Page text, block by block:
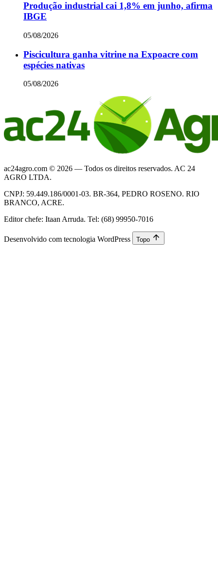
Produção industrial cai 1,8% em junho, afirma
IBGE
05/08/2026
Piscicultura ganha vitrine na Expoacre com
espécies nativas
05/08/2026
ac24agro.com © 2026 — Todos os direitos reservados. AC 24
AGRO LTDA.
CNPJ: 59.449.186/0001-03. BR-364, PEDRO ROSENO. RIO
BRANCO, ACRE.
Editor chefe: Itaan Arruda. Tel: (68) 99950-7016
Desenvolvido com tecnologia WordPress Topo